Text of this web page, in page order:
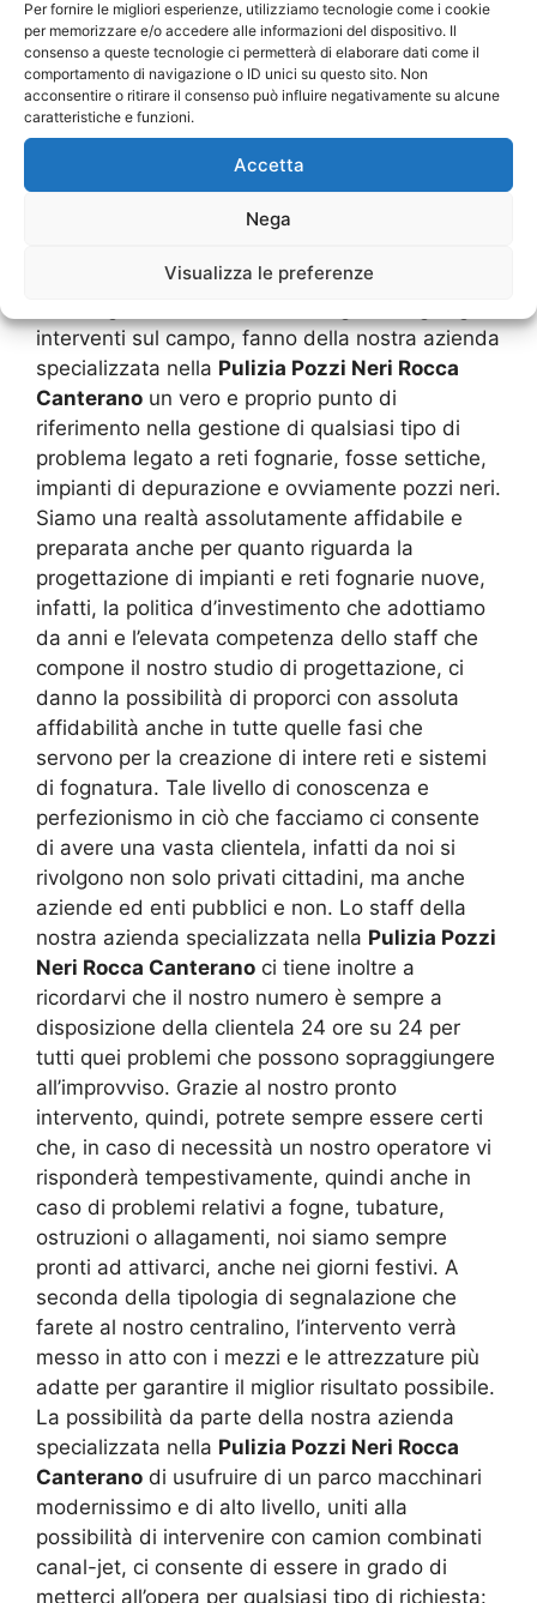
Per fornire le migliori esperienze, utilizziamo tecnologie come i cookie
per memorizzare e/o accedere alle informazioni del dispositivo. Il
consenso a queste tecnologie ci permetterà di elaborare dati come il
comportamento di navigazione o ID unici su questo sito. Non
acconsentire o ritirare il consenso può influire negativamente su alcune
caratteristiche e funzioni.
Accetta
Nega
Visualizza le preferenze
della nostra ditta diPulizia Pozzi Neri Rocca
Canterano, sono tutti veri professionisti del
mestiere, persone che hanno studiato, hanno
acquisito le certificazioni necessarie per
svolgere questo lavoro e che si aggiornano
periodicamente sulle novità del settore al fine di
garantire sempre il massimo. L’assoluta e
profonda conoscenza dei sistemi di
aggiornamento riguardo alle innovazioni
interventi sul campo, fanno della nostra azienda
specializzata nella Pulizia Pozzi Neri Rocca
Canterano un vero e proprio punto di
riferimento nella gestione di qualsiasi tipo di
problema legato a reti fognarie, fosse settiche,
impianti di depurazione e ovviamente pozzi neri.
Siamo una realtà assolutamente affidabile e
preparata anche per quanto riguarda la
progettazione di impianti e reti fognarie nuove,
infatti, la politica d’investimento che adottiamo
da anni e l’elevata competenza dello staff che
compone il nostro studio di progettazione, ci
danno la possibilità di proporci con assoluta
affidabilità anche in tutte quelle fasi che
servono per la creazione di intere reti e sistemi
di fognatura. Tale livello di conoscenza e
perfezionismo in ciò che facciamo ci consente
di avere una vasta clientela, infatti da noi si
rivolgono non solo privati cittadini, ma anche
aziende ed enti pubblici e non. Lo staff della
nostra azienda specializzata nella Pulizia Pozzi
Neri Rocca Canterano ci tiene inoltre a
ricordarvi che il nostro numero è sempre a
disposizione della clientela 24 ore su 24 per
tutti quei problemi che possono sopraggiungere
all’improvviso. Grazie al nostro pronto
intervento, quindi, potrete sempre essere certi
che, in caso di necessità un nostro operatore vi
risponderà tempestivamente, quindi anche in
caso di problemi relativi a fogne, tubature,
ostruzioni o allagamenti, noi siamo sempre
pronti ad attivarci, anche nei giorni festivi. A
seconda della tipologia di segnalazione che
farete al nostro centralino, l’intervento verrà
messo in atto con i mezzi e le attrezzature più
adatte per garantire il miglior risultato possibile.
La possibilità da parte della nostra azienda
specializzata nella Pulizia Pozzi Neri Rocca
Canterano di usufruire di un parco macchinari
modernissimo e di alto livello, uniti alla
possibilità di intervenire con camion combinati
canal-jet, ci consente di essere in grado di
metterci all’opera per qualsiasi tipo di richiesta: